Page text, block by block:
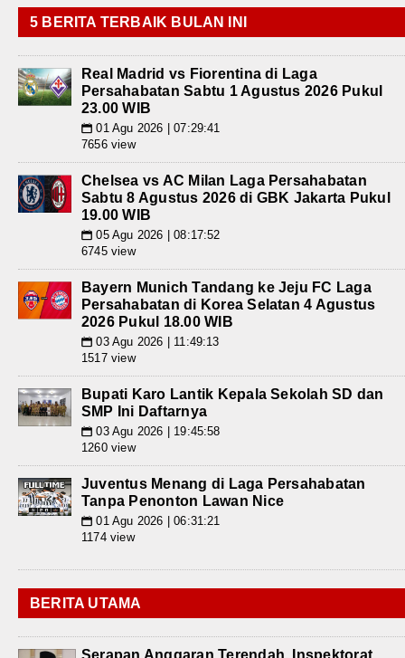
5 BERITA TERBAIK BULAN INI
Real Madrid vs Fiorentina di Laga
Persahabatan Sabtu 1 Agustus 2026 Pukul
23.00 WIB
📅 01 Agu 2026 | 07:29:41
7656 view
Chelsea vs AC Milan Laga Persahabatan
Sabtu 8 Agustus 2026 di GBK Jakarta Pukul
19.00 WIB
📅 05 Agu 2026 | 08:17:52
6745 view
Bayern Munich Tandang ke Jeju FC Laga
Persahabatan di Korea Selatan 4 Agustus
2026 Pukul 18.00 WIB
📅 03 Agu 2026 | 11:49:13
1517 view
Bupati Karo Lantik Kepala Sekolah SD dan
SMP Ini Daftarnya
📅 03 Agu 2026 | 19:45:58
1260 view
Juventus Menang di Laga Persahabatan
Tanpa Penonton Lawan Nice
📅 01 Agu 2026 | 06:31:21
1174 view
BERITA UTAMA